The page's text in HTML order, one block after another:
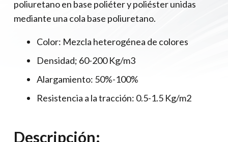
poliuretano en base poliéter y poliéster unidas
mediante una cola base poliuretano.
Color: Mezcla heterogénea de colores
Densidad; 60-200 Kg/m3
Alargamiento: 50%-100%
Resistencia a la tracción: 0.5-1.5 Kg/m2
Descripción: